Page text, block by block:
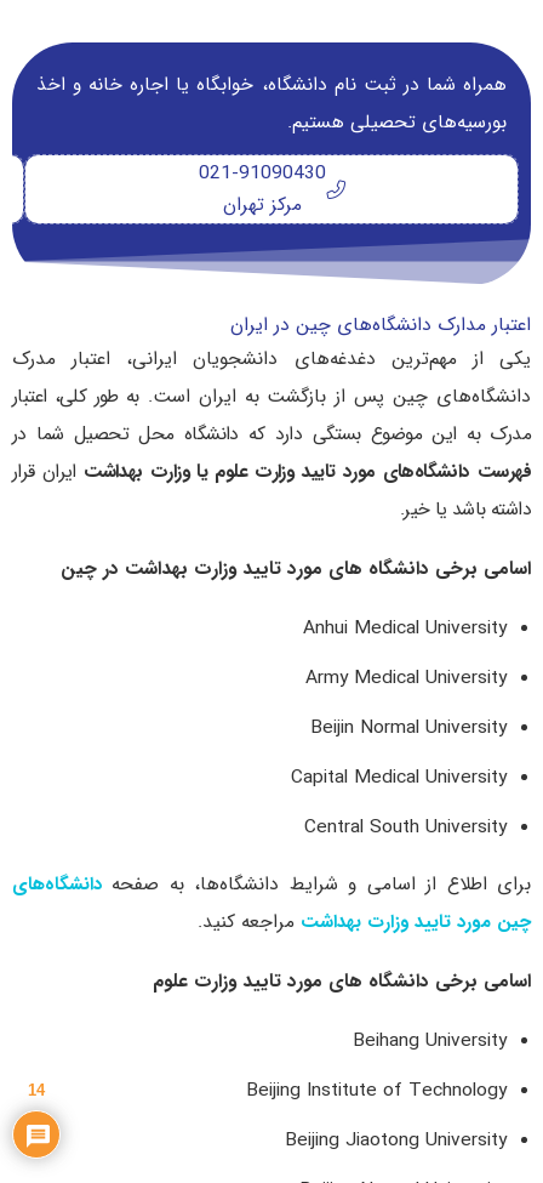
همراه شما در ثبت نام دانشگاه‌، خوابگاه یا اجاره خانه و اخذ
بورسیه‌های تحصیلی هستیم.
021-91090430
مرکز تهران
اعتبار مدارک دانشگاه‌های چین در ایران
یکی از مهم‌ترین دغدغه‌های دانشجویان ایرانی، اعتبار مدرک
دانشگاه‌های چین پس از بازگشت به ایران است.به طور کلی، اعتبار
مدرک به این موضوع بستگی دارد که دانشگاه محل تحصیل شما در
فهرست دانشگاه‌های مورد تایید وزارت علوم یاوزارت بهداشت ایران قرار
داشته باشد یا خیر.
اسامی برخی دانشگاه های مورد تایید وزارت بهداشت در چین
Anhui Medical University
Army Medical University
Beijin Normal University
Capital Medical University
Central South University
برای اطلاع از اسامی و شرایط دانشگاه‌ها، به صفحه دانشگاه‌های
چین مورد تایید وزارت بهداشت مراجعه کنید.
اسامی برخی دانشگاه های مورد تایید وزارت علوم
Beihang University
Beijing Institute of Technology
Beijing Jiaotong University
14